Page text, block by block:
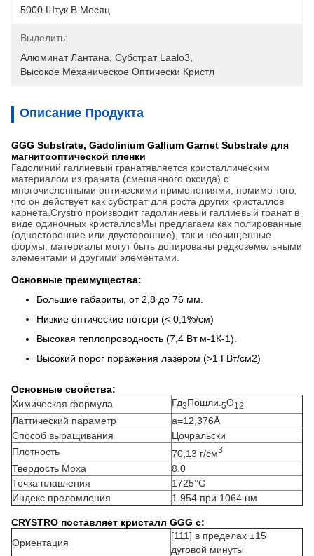
5000 Штук В Месяц
Выделить:
Алюминат Лантана Субстрат Laalo3
Высокое Механическое Оптически Кристл
Описание Продукта
GGG Substrate, Gadolinium Gallium Garnet Substrate для
магнитооптической пленки
Гадолиний галлиевый гранатявляется кристаллическим
материалом из граната (смешанного оксида) с
многочисленными оптическими применениями, помимо того,
что он действует как субстрат для роста других кристаллов
карнета.Crystro производит гадолиниевый галлиевый гранат в
виде одиночных кристалловМы предлагаем как полированные
(односторонние или двусторонние), так и неочищенные
формы; материалы могут быть допированы редкоземельными
элементами и другими элементами.
Основные преимущества:
Большие габариты, от 2,8 до 76 мм.
Низкие оптические потери (< 0,1%/см)
Высокая теплопроводность (7,4 Вт м-1К-1).
Высокий порог поражения лазером (>1 ГВт/см2)
Основные свойства:
Химическая формула
Гд3Пошли. 5О12
Латтический параметр
a=12,376Å
Способ выращивания
Цочральски
Плотность
70,13 г/см3
Твердость Моха
8.0
Точка плавления
1725°С
Индекс преломления
1.954 при 1064 нм
CRYSTRO поставляет кристалл GGG с:
Ориентация
[111] в пределах ±15
дуговой минуты